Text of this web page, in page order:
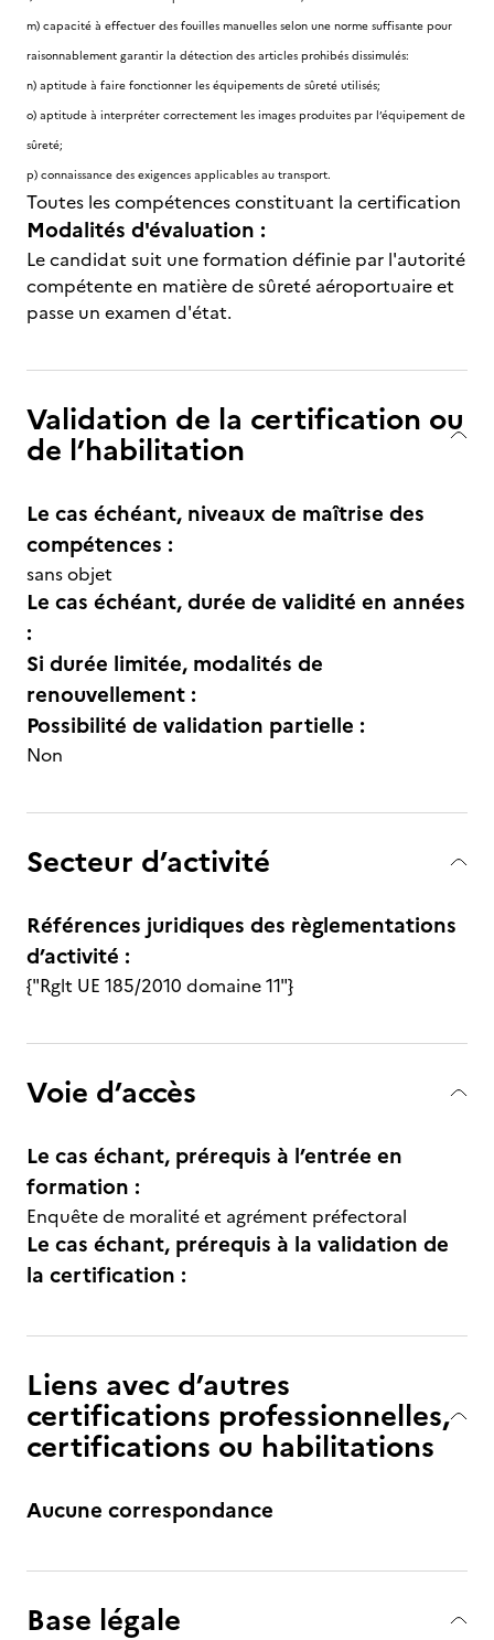
m) capacité à effectuer des fouilles manuelles selon une norme suffisante pour
raisonnablement garantir la détection des articles prohibés dissimulés:
n) aptitude à faire fonctionner les équipements de sûreté utilisés;
o) aptitude à interpréter correctement les images produites par l’équipement de
sûreté;
p) connaissance des exigences applicables au transport.
Toutes les compétences constituant la certification
Modalités d'évaluation :
Le candidat suit une formation définie par l'autorité
compétente en matière de sûreté aéroportuaire et
passe un examen d'état.
Validation de la certification ou
de l’habilitation
Le cas échéant, niveaux de maîtrise des
compétences :
sans objet
Le cas échéant, durée de validité en années
:
Si durée limitée, modalités de
renouvellement :
Possibilité de validation partielle :
Non
Secteur d’activité
Références juridiques des règlementations
d’activité :
{"Rglt UE 185/2010 domaine 11"}
Voie d’accès
Le cas échant, prérequis à l’entrée en
formation :
Enquête de moralité et agrément préfectoral
Le cas échant, prérequis à la validation de
la certification :
Liens avec d’autres
certifications professionnelles,
certifications ou habilitations
Aucune correspondance
Base légale